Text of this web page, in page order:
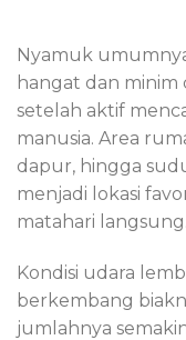
Nyamuk
hangat dan
setelah aktif
manusia. Area
dapur, hingga
menjadi lokasi
matahari langsung.
Kondisi udara
berkembang
jumlahnya